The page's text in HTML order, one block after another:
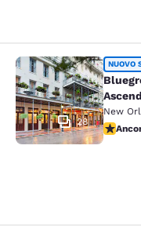
Bluegreen
28
NUOVO
New
Ancora